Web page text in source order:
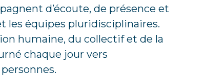
d’écoute, de présence et
les équipes pluridisciplinaires.
humaine, du collectif et de la
chaque jour vers